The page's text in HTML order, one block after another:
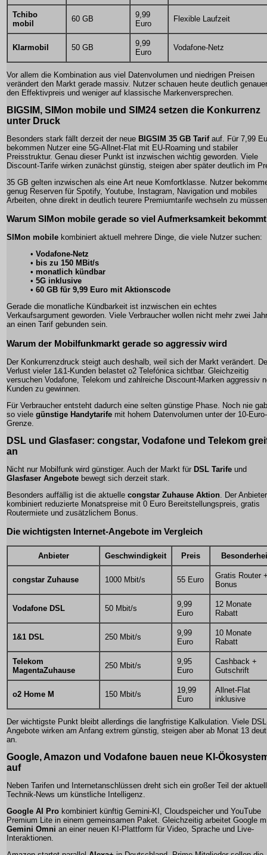
Tchibo
mobil
60 GB
9,99
Euro
Flexible Laufzeit
Klarmobil 50 GB
9,99
Euro
Vodafone-Netz
Vor allem die Kombination aus viel Datenvolumen und niedrigen Preisen
verändert den Markt gerade massiv. Nutzer schauen heute deutlich
den Effektivpreis und weniger auf klassische Markenversprechen.
BIGSIM, SIMon mobile und SIM24 setzen die Konkurrenz
unter Druck
Besonders stark fällt derzeit der neue BIGSIM 35 GB Tarifauf. Für 7,99
bekommen Nutzer eine 5G-Allnet-Flat mit EU-Roaming und stabiler
Preisstruktur. Genau dieser Punkt ist inzwischen wichtig geworden. Viele
Discount-Tarife wirken zunächst günstig, steigen aber später deutlich im
35 GB gelten inzwischen als eine Art neue Komfortklasse. Nutzer
genug Reserven für Spotify, Youtube, Instagram, Navigation und mobiles
Arbeiten, ohne direkt in deutlich teurere Premiumtarife wechseln zu
Warum SIMon mobile gerade so viel Aufmerksamkeit bekommt
SIMon mobile kombiniert aktuell mehrere Dinge, die viele Nutzer suchen:
• Vodafone-Netz
• bis zu 150 MBit/s
• monatlich kündbar
• 5G inklusive
• 60 GB für 9,99 Euro mit Aktionscode
Gerade die monatliche Kündbarkeit ist inzwischen ein echtes
Verkaufsargument geworden. Viele Verbraucher wollen nicht mehr zwei
an einen Tarif gebunden sein.
Warum der Mobilfunkmarkt gerade so aggressiv wird
Der Konkurrenzdruck steigt auch deshalb, weil sich der Markt verändert.
Verlust vieler 1&1-Kunden belastet o2 Telefónica sichtbar. Gleichzeitig
versuchen Vodafone, Telekom und zahlreiche Discount-Marken aggressiv
Kunden zu gewinnen.
Für Verbraucher entsteht dadurch eine selten günstige Phase. Noch nie
so viele günstige Handytarife mit hohem Datenvolumen unter der 10-Euro-
Grenze.
DSL und Glasfaser: congstar, Vodafone und Telekom
an
Nicht nur Mobilfunk wird günstiger. Auch der Markt für DSL Tarife und
Glasfaser Angebote bewegt sich derzeit stark.
Besonders auffällig ist die aktuelle congstar Zuhause Aktion . Der Anbieter
kombiniert reduzierte Monatspreise mit 0 Euro Bereitstellungspreis, gratis
Routermiete und zusätzlichem Bonus.
Die wichtigsten Internet-Angebote im Vergleich
Anbieter Geschwindigkeit Preis
congstar Zuhause 1000 Mbit/s 55 Euro
Gratis Router
Bonus
Vodafone DSL 50 Mbit/s
9,99
Euro
12 Monate
Rabatt
1&1 DSL 250 Mbit/s
9,99
Euro
10 Monate
Rabatt
Telekom
MagentaZuhause
250 Mbit/s
9,95
Euro
Cashback +
Gutschrift
o2 Home M 150 Mbit/s
19,99
Euro
Allnet-Flat
inklusive
Der wichtigste Punkt bleibt allerdings die langfristige Kalkulation. Viele
Angebote wirken am Anfang extrem günstig, steigen aber ab Monat 13
an.
Google, Amazon und Vodafone bauen neue KI-
auf
Neben Tarifen und Internetanschlüssen dreht sich ein großer Teil der
Technik-News um künstliche Intelligenz.
Google AI Pro kombiniert künftig Gemini-KI, Cloudspeicher und YouTube
Premium Lite in einem gemeinsamen Paket. Gleichzeitig arbeitet Google
Gemini Omni an einer neuen KI-Plattform für Video, Sprache und Live-
Interaktionen.